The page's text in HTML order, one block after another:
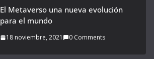
El Metaverso una nueva evolución
para el mundo
18 noviembre, 2021 0 Comments